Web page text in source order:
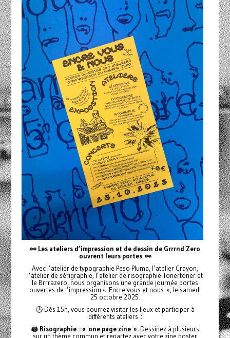
👀 Les ateliers d’impression et de dessin de Grrrnd Zero
ouvrent leurs portes 👀
Avec l’atelier de typographie Peso Pluma, l’atelier Crayon,
l’atelier de sérigraphie, l’atelier de risographie Tonertoner et
le Brrrazero, nous organisons une grande journée portes
ouvertes de l’impression « Encre vous et nous », le samedi
25 octobre 2025.
🕒 Dès 15h, vous pourrez visiter les lieux et participer à
différents ateliers :
🖨️ Risographie : « one page zine ».Dessinez à plusieurs
sur un thème commun et repartez avec votre zine poster